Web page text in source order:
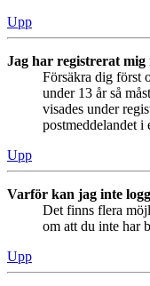
Upp
Jag har registrerat mig
Försäkra dig först
under 13 år så
visades under
postmeddelandet i
Upp
Varför kan jag inte
Det finns flera
om att du inte har
Upp